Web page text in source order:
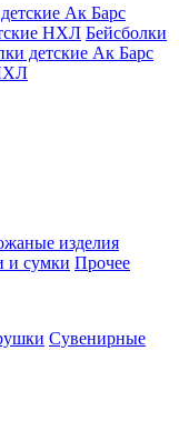
Ак Барс
НХЛ Бейсболки
детские Ак Барс
изделия
и сумки Прочее
Сувенирные